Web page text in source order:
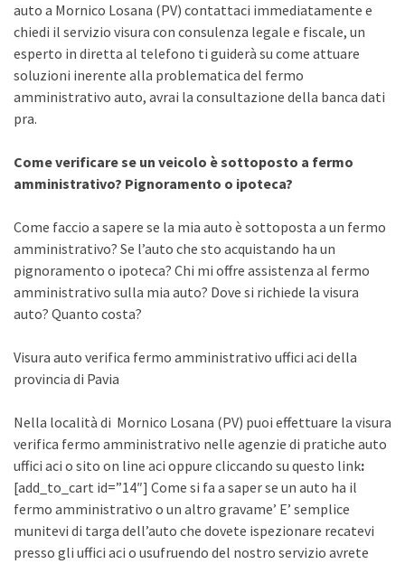
auto a Mornico Losana (PV) contattaci immediatamente e
chiedi il servizio visura con consulenza legale e fiscale, un
esperto in diretta al telefono ti guiderà su come attuare
soluzioni inerente alla problematica del fermo
amministrativo auto, avrai la consultazione della banca dati
pra.
Come verificare se un veicolo è sottoposto a fermo
amministrativo? Pignoramento o ipoteca?
Come faccio a sapere se la mia auto è sottoposta a un fermo
amministrativo? Se l’auto che sto acquistando ha un
pignoramento o ipoteca? Chi mi offre assistenza al fermo
amministrativo sulla mia auto? Dove si richiede la visura
auto? Quanto costa?
Visura auto verifica fermo amministrativo uffici aci della
provincia di Pavia
Nella località di Mornico Losana (PV) puoi effettuare la visura
verifica fermo amministrativo nelle agenzie di pratiche auto
uffici aci o sito on line aci oppure cliccando su questo link:
[add_to_cart id=”14″] Come si fa a saper se un auto ha il
fermo amministrativo o un altro gravame’ E’ semplice
munitevi di targa dell’auto che dovete ispezionare recatevi
presso gli uffici aci o usufruendo del nostro servizio avrete